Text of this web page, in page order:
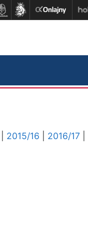
2015/16 2016/17